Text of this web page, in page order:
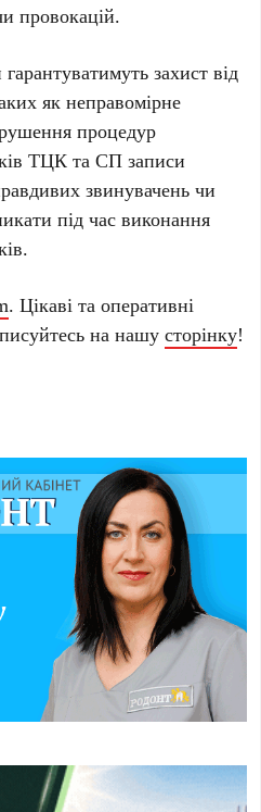
провокацій.
захист від
як неправомірне
процедур
ТЦК та СП записи
звинувачень чи
під час виконання
. Цікаві та оперативні
на нашусторінку!